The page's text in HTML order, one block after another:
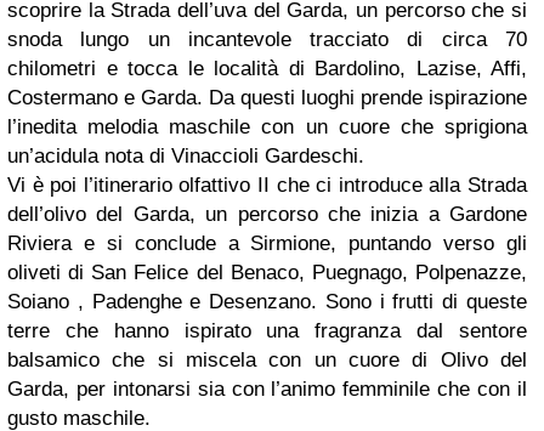
scoprire la Strada dell’uva del Garda, un percorso che si
snoda lungo un incantevole tracciato di circa 70
chilometri e tocca le località di Bardolino, Lazise, Affi,
Costermano e Garda. Da questi luoghi prende ispirazione
l’inedita melodia maschile con un cuore che sprigiona
un’acidula nota di Vinaccioli Gardeschi.
Vi è poi l’itinerario olfattivo II che ci introduce alla Strada
dell’olivo del Garda, un percorso che inizia a Gardone
Riviera e si conclude a Sirmione, puntando verso gli
oliveti di San Felice del Benaco, Puegnago, Polpenazze,
Soiano , Padenghe e Desenzano. Sono i frutti di queste
terre che hanno ispirato una fragranza dal sentore
balsamico che si miscela con un cuore di Olivo del
Garda, per intonarsi sia con l’animo femminile che con il
gusto maschile.